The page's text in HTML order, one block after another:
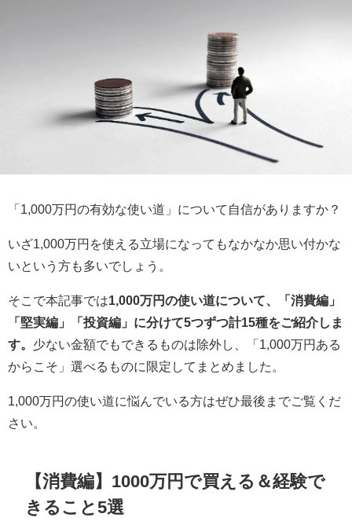
「1,000万円の有効な使い道」について自信がありますか？
いざ1,000万円を使える立場になってもなかなか思い付かな
いという方も多いでしょう。
そこで本記事では1,000万円の使い道について、「消費編」
「堅実編」「投資編」に分けて5つずつ計15種をご紹介しま
す。 少ない金額でもできるものは除外し、「1,000万円ある
からこそ」選べるものに限定してまとめました。
1,000万円の使い道に悩んでいる方はぜひ最後までご覧くだ
さい。
【消費編】1000万円で買える＆経験で
きること5選